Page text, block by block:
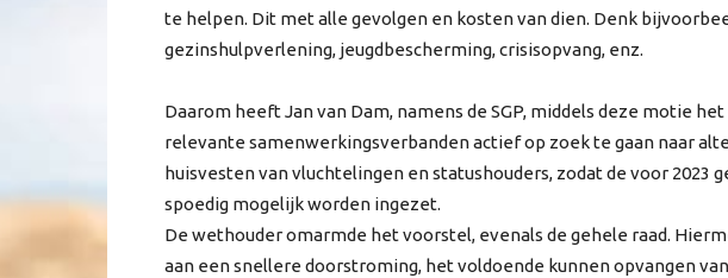
te helpen. Dit met alle gevolgen en kosten van dien. Denk
gezinshulpverlening, jeugdbescherming, crisisopvang, enz.
Daarom heeft Jan van Dam, namens de SGP, middels deze motie
relevante samenwerkingsverbanden actief op zoek te gaan naar
huisvesten van vluchtelingen en statushouders, zodat de voor 2023
spoedig mogelijk worden ingezet.
De wethouder omarmde het voorstel, evenals de gehele raad.
aan een snellere doorstroming, het voldoende kunnen opvangen